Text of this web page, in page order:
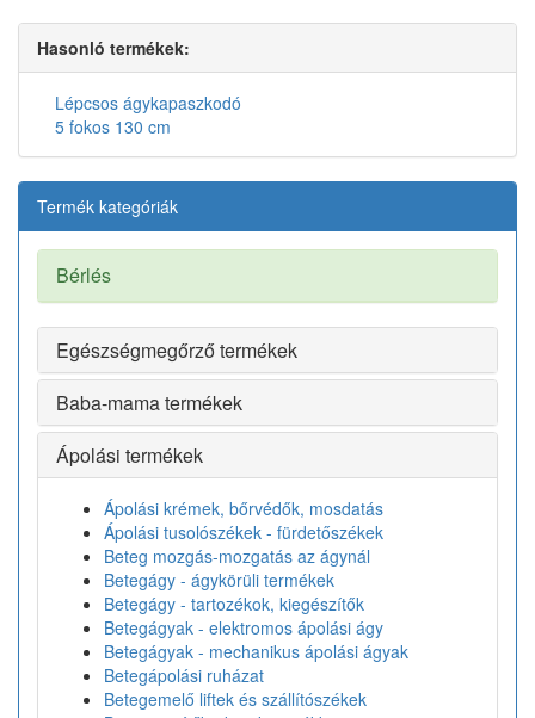
Hasonló termékek:
Lépcsos ágykapaszkodó
5 fokos 130 cm
Termék kategóriák
Bérlés
Egészségmegőrző termékek
Baba-mama termékek
Ápolási termékek
Ápolási krémek, bőrvédők, mosdatás
Ápolási tusolószékek - fürdetőszékek
Beteg mozgás-mozgatás az ágynál
Betegágy - ágykörüli termékek
Betegágy - tartozékok, kiegészítők
Betegágyak - elektromos ápolási ágy
Betegágyak - mechanikus ápolási ágyak
Betegápolási ruházat
Betegemelő liftek és szállítószékek